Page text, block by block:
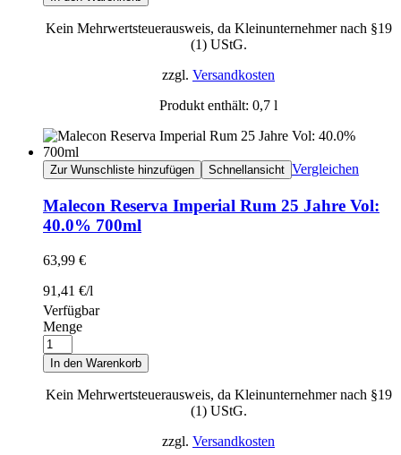
Kein Mehrwertsteuerausweis, da Kleinunternehmer nach §19
(1) UStG.
zzgl. Versandkosten
Produkt enthält: 0,7 l
Zur Wunschliste hinzufügen Schnellansicht Vergleichen
Malecon Reserva Imperial Rum 25 Jahre Vol:
40.0% 700ml
63,99 €
91,41 €/l
Verfügbar
Menge
In den Warenkorb
Kein Mehrwertsteuerausweis, da Kleinunternehmer nach §19
(1) UStG.
zzgl. Versandkosten